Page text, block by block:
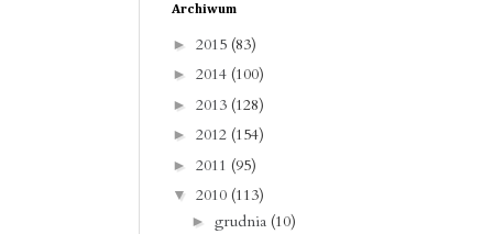
Archiwum
► 2015 (83)
► 2014 (100)
► 2013 (128)
► 2012 (154)
► 2011 (95)
▼ 2010 (113)
► grudnia (10)